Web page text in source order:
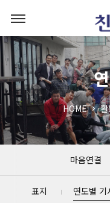
HOME
마음연결
표지 연도별 기